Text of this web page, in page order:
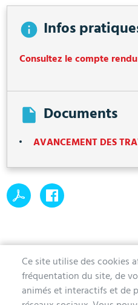
Infos
Consultez le compte
Documents
AVANCEMENT DES
Ce site utilise des cookies
fréquentation du site, de
animés et interactifs et de
MAIRIE